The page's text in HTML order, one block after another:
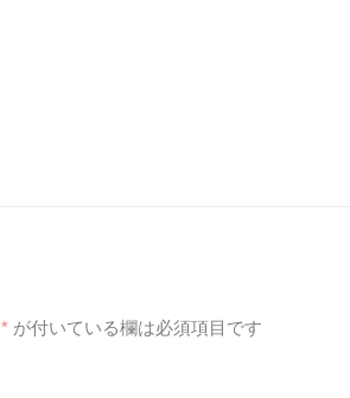
* が付いている欄は必須項目です